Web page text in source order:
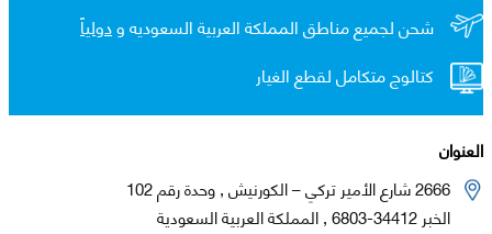
شحن لجميع مناطق المملكة العربية السعوديه ودولياً
كتالوج متكامل لقطع الغيار
العنوان
2666 شارع الأمير تركي – الكورنيش , وحدة رقم 102
الخبر 34412-6803 , المملكة العربية السعودية